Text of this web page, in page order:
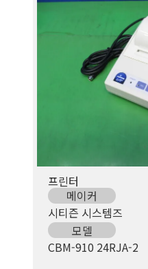
프린터
메이커
시티즌 시스템즈
모델
CBM-910 24RJA-2